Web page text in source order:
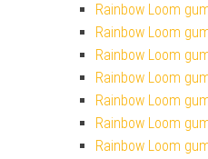
Rainbow Loom
Rainbow Loom
Rainbow Loom
Rainbow Loom
Rainbow Loom
Rainbow Loom
Rainbow Loom